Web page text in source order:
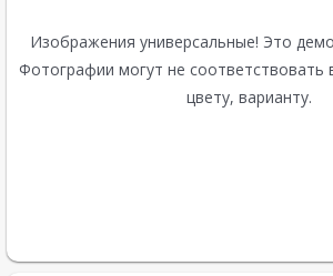
Изображения универсальные! Это
Фотографии могут не соответствовать
цвету, варианту.